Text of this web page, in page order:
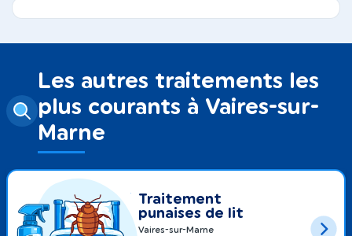
Les autres traitements les
plus courants à Vaires-sur-
Marne
Traitement
punaises de lit
Vaires-sur-Marne